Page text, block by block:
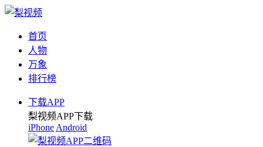
首页
人物
万象
排行榜
下载APP
梨视频APP下载
iPhone Android